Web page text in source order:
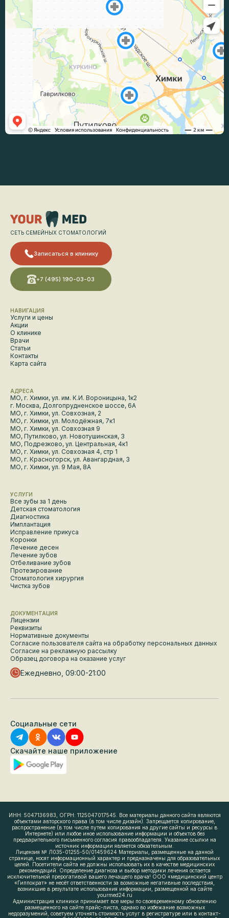
Временное пломбирование лекарственным
препаратом корневого канала (1 канал)
1000
руб.
Инструментальная и медикаментозная
обработка корневого канала (повторная
механическая и медикаментозная
обработка корневого канала) (1 канал)
1500
руб.
Диатермокоагуляция при патологии полости
рта и зубов (диатермокоагуляция
800
руб.
СЕТЬ СЕМЕЙНЫХ СТОМАТОЛОГИЙ
НАВИГАЦИЯ
Услуги и цены
Акции
О клинике
Врачи
Статьи
Контакты
Карта сайта
АДРЕСА
МО, г. Химки, ул. им. К.И. Вороницына, 1к2
г. Москва, Долгопрудненское шоссе, 6А
МО, г. Химки, ул. Совхозная, 2
МО, г. Химки, ул. Молодёжная, 7к1
МО, г. Химки, ул. Совхозная 9
МО, Путилково, ул. Новотушинская, 3
МО, Подрезково, ул. Центральная, 4к1
МО, г. Химки, ул. Совхозная 4, стр 1
МО, г. Красногорск, ул. Авангардная, 3
МО, г. Химки, ул. 9 Мая, 8А
+7 (495) 190-03-03
УСЛУГИ
Все зубы за 1 день
Детская стоматология
Диагностика
Имплантация
Исправление прикуса
Коронки
Лечение десен
Лечение зубов
Отбеливание зубов
Протезирование
Стоматология хирургия
Чистка зубов
Записаться в клинику
ДОКУМЕНТАЦИЯ
Лицензии
Реквизиты
Нормативные документы
Согласие пользователя сайта на обработку персональных данных
Согласие на рекламную рассылку
Образец договора на оказание услуг
Ежедневно, 09:00-21:00
Социальные сети
Скачайте наше приложение
ИНН: 5047136983, ОГРН: 1125047017545. Все материалы данного сайта являются
объектами авторского права (в том числе дизайн). Запрещается копирование,
распространение (в том числе путем копирования на другие сайты и ресурсы в
Интернете) или любое иное использование информации и объектов без
предварительного письменного согласия правообладателя. Указание ссылки на
источник информации является обязательным.
Лицензия № Л035-01255-50/01459624 Материалы, размещенные на данной
странице, носят информационный характер и предназначены для образовательных
целей. Посетители сайта не должны использовать их в качестве медицинских
рекомендаций. Определение диагноза и выбор методики лечения остается
исключительной прерогативой вашего лечащего врача! ООО «медицинский центр
«Гиппократ» не несёт ответственности за возможные негативные последствия,
возникшие в результате использования информации, размещенной на сайте
yourmed24.ru
Администрация клиники принимает все меры по своевременному обновлению
размещенного на сайте прайс-листа, однако во избежание возможных
недоразумений, советуем уточнять стоимость услуг в регистратуре или в контакт-